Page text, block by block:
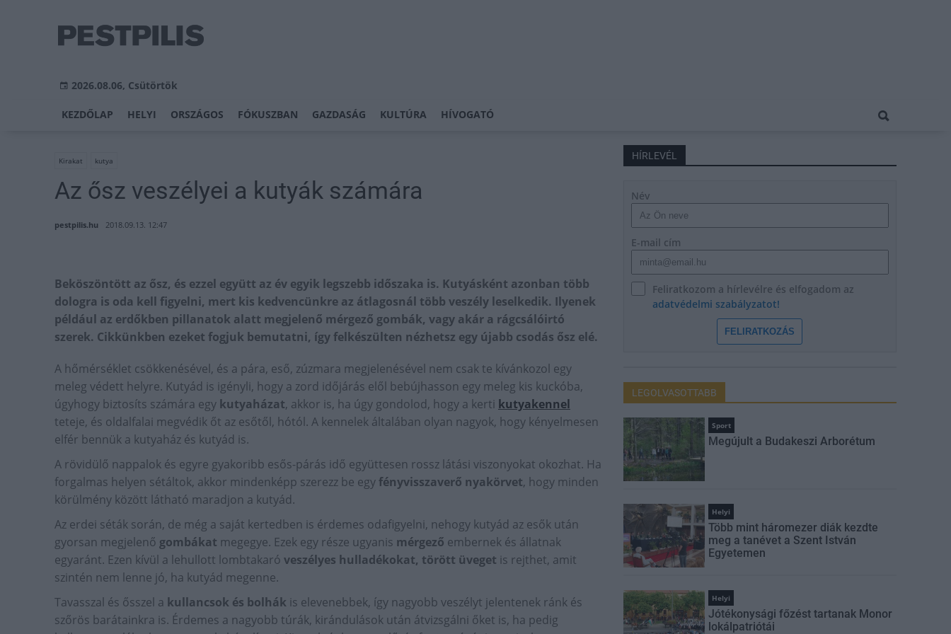
2026.08.06, Csütörtök
KEZDŐLAP HELYI ORSZÁGOS FÓKUSZBAN GAZDASÁG KULTÚRA HÍVOGATÓ
Kirakat kutya
Az ősz veszélyei a kutyák számára
pestpilis.hu 2018.09.13. 12:47
Beköszöntött az ősz, és ezzel együtt az év egyik legszebb időszaka is. Kutyásként azonban több
dologra is oda kell figyelni, mert kis kedvencünkre az átlagosnál több veszély leselkedik. Ilyenek
például az erdőkben pillanatok alatt megjelenő mérgező gombák, vagy akár a rágcsálóirtó
szerek. Cikkünkben ezeket fogjuk bemutatni, így felkészülten nézhetsz egy újabb csodás ősz elé.
A hőmérséklet csökkenésével, és a pára, eső, zúzmara megjelenésével nem csak te kívánkozol egy
meleg védett helyre. Kutyád is igényli, hogy a zord időjárás elől bebújhasson egy meleg kis kuckóba,
úgyhogy biztosíts számára egy kutyaházat, akkor is, ha úgy gondolod, hogy a kerti kutyakennel
teteje, és oldalfalai megvédik őt az esőtől, hótól. A kennelek általában olyan nagyok, hogy kényelmesen
elfér bennük a kutyaház és kutyád is.
A rövidülő nappalok és egyre gyakoribb esős-párás idő együttesen rossz látási viszonyokat okozhat. Ha
forgalmas helyen sétáltok, akkor mindenképp szerezz be egy fényvisszaverő nyakörvet, hogy minden
körülmény között látható maradjon a kutyád.
Az erdei séták során, de még a saját kertedben is érdemes odafigyelni, nehogy kutyád az esők után
gyorsan megjelenő gombákat megegye. Ezek egy része ugyanis mérgező embernek és állatnak
egyaránt. Ezen kívül a lehullott lombtakaró veszélyes hulladékokat, törött üveget is rejthet, amit
szintén nem lenne jó, ha kutyád megenne.
Tavasszal és ősszel a kullancsok és bolhák is elevenebbek, így nagyobb veszélyt jelentenek ránk és
szőrös barátainkra is. Érdemes a nagyobb túrák, kirándulások után átvizsgálni őket is, ha pedig
HÍRLEVÉL
Név
E-mail cím
Feliratkozom a hírlevélre és elfogadom az
adatvédelmi szabályzatot!
FELIRATKOZÁS
LEGOLVASOTTABB
Sport
Megújult a Budakeszi Arborétum
Helyi
Több mint háromezer diák kezdte
meg a tanévet a Szent István
Egyetemen
Helyi
Jótékonysági főzést tartanak Monor
lokálpatriótái